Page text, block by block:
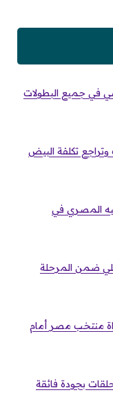
في جميع البطولات
وتراجع تكلفة البيض
المصري في
ضمن المرحلة
منتخب مصر أمام